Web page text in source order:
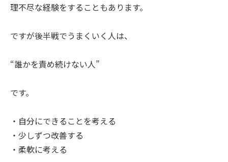
理不尽な経験をすることもあります。
ですが後半戦でうまくいく人は、
“誰かを責め続けない人”
です。
・自分にできることを考える
・少しずつ改善する
・柔軟に考える